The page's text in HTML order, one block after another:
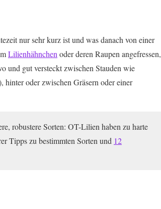
nur sehr kurz ist und was danach von einer
Lilienhähnchenoder deren Raupen angefressen,
und gut versteckt zwischen Stauden wie
oder zwischen Gräsern oder einer
robustere Sorten: OT-Lilien haben zu harte
Tipps zu bestimmten Sorten und 12